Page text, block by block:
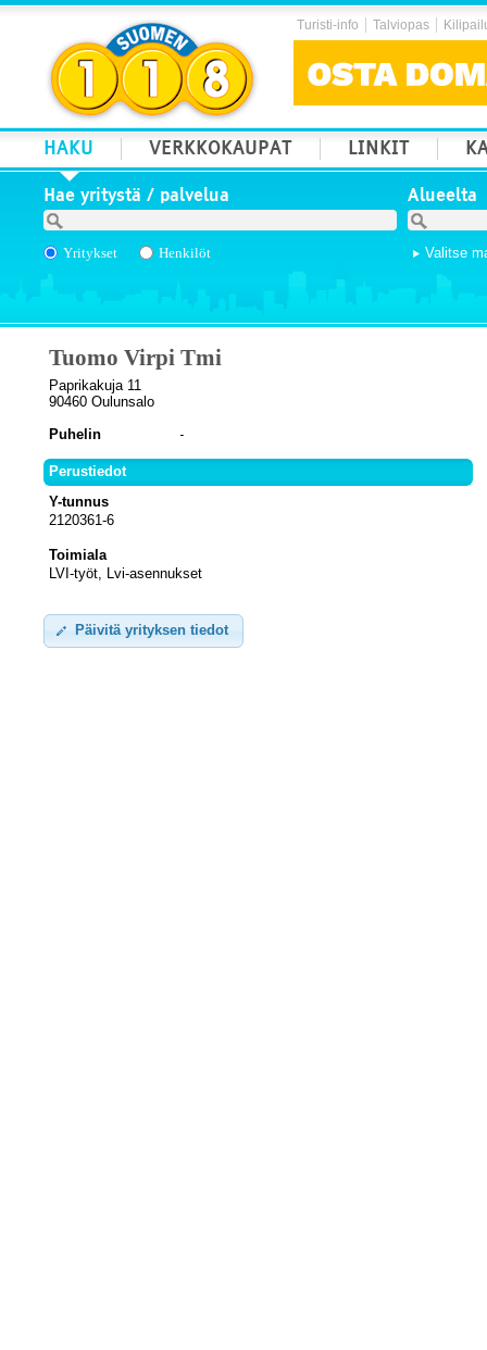
Turisti-info Talviopas
HAKU VERKKOKAUPAT LINKIT
Hae yritystä / palvelua
Yritykset Henkilöt
Alueelta
Valitse
Tuomo Virpi Tmi
Paprikakuja 11
90460 Oulunsalo
Puhelin
Perustiedot
Y-tunnus
2120361-6
Toimiala
LVI-työt, Lvi-asennukset
Päivitä yrityksen tiedot